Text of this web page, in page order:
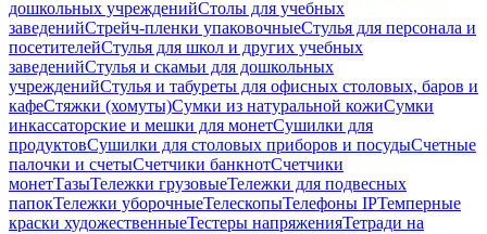
дошкольных учрежденийСтолы для учебных
заведенийСтрейч-пленки упаковочныеСтулья для персонала и
посетителейСтулья для школ и других учебных
заведенийСтулья и скамьи для дошкольных
учрежденийСтулья и табуреты для офисных столовых, баров и
кафеСтяжки (хомуты)Сумки из натуральной кожиСумки
инкассаторские и мешки для монетСушилки для
продуктовСушилки для столовых приборов и посудыСчетные
палочки и счетыСчетчики банкнотСчетчики
монетТазыТележки грузовыеТележки для подвесных
папокТележки уборочныеТелескопыТелефоны IPТемперные
краски художественныеТестеры напряженияТетради на